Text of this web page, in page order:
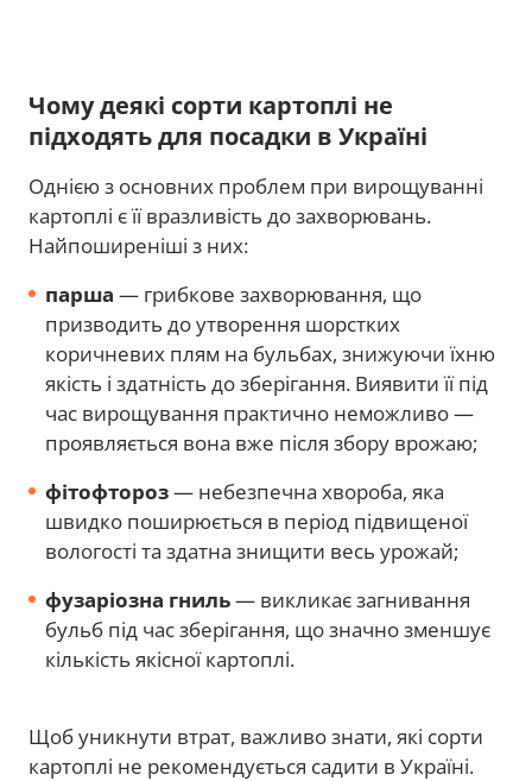
Чому деякі сорти картоплі не
підходять для посадки в Україні
Однією з основних проблем при вирощуванні
картоплі є її вразливість до захворювань.
Найпоширеніші з них:
парша — грибкове захворювання, що
призводить до утворення шорстких
коричневих плям на бульбах, знижуючи їхню
якість і здатність до зберігання. Виявити її під
час вирощування практично неможливо —
проявляється вона вже після збору врожаю;
фітофтороз— небезпечна хвороба, яка
швидко поширюється в період підвищеної
вологості та здатна знищити весь урожай;
фузаріозна гниль— викликає загнивання
бульб під час зберігання, що значно зменшує
кількість якісної картоплі.
Щоб уникнути втрат, важливо знати, які сорти
картоплі не рекомендується садити в Україні.